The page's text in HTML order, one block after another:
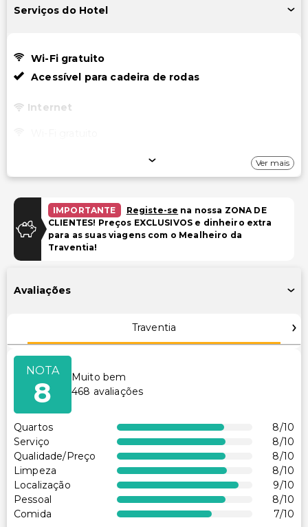
Serviços do Hotel
Wi-Fi gratuito
Acessível para cadeira de rodas
Internet
Instalações
Salas de reunião
TV em áreas comuns
Sala de jogos/arcade
Acessível para cadeira de rodas
Acessível para cadeira de rodas – não
Check-out expresso
Cofre na recepção
Serviço de limpeza sob pedido
Equipa multilíngue
Troca de toalhas (mediante solicitação)
Ver mais
IMPORTANTE Registe-se na nossa ZONA DE
CLIENTES! Preços EXCLUSIVOS e dinheiro extra
para as suas viagens com o Mealheiro da
Traventia!
Avaliações
Traventia
NOTA
8
Muito bem
468 avaliações
Quartos 8/10
Serviço
8/10
Qualidade/Preço
8/10
Limpeza
8/10
Localização
9/10
Pessoal
8/10
Comida
7/10